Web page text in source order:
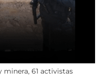
minera, 61 activistas